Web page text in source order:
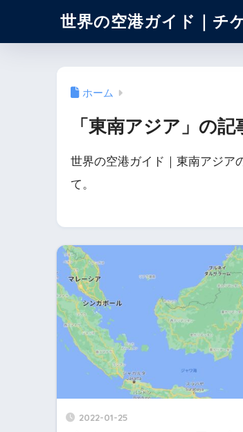
世界の空港ガイド｜チ
ホーム
「東南アジア」の記
世界の空港ガイド｜東南アジア
て。
2022-01-25